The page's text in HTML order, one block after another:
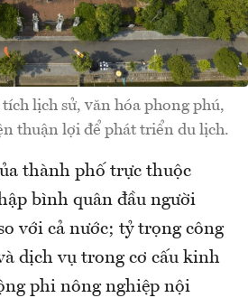
lịch sử, văn hóa phong phú,
thuận lợi để phát triển du lịch.
thành phố trực thuộc
bình quân đầu người
với cả nước; tỷ trọng công
dịch vụ trong cơ cấu kinh
phi nông nghiệp nội